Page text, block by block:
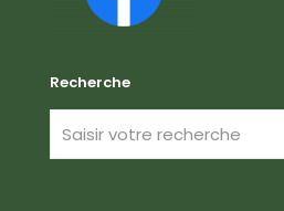
Recherche